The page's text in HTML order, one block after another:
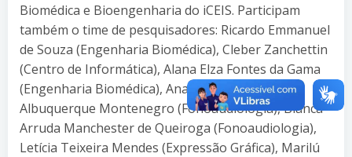
Biomédica e Bioengenharia do iCEIS. Participam
também o time de pesquisadores: Ricardo Emmanuel
de Souza (Engenharia Biomédica), Cleber Zanchettin
(Centro de Informática), Alana Elza Fontes da Gama
(Engenharia Biomédica), Ana Cristina de
Albuquerque Montenegro (Fonoaudiologia), Bianca
Arruda Manchester de Queiroga (Fonoaudiologia),
Letícia Teixeira Mendes (Expressão Gráfica), Marilú